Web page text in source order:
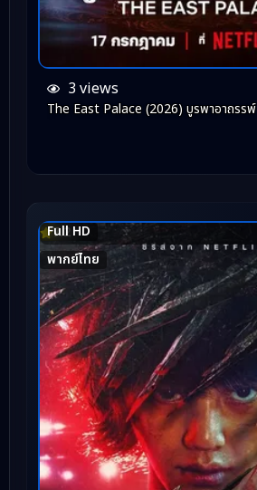
3 views
The East Palace (2026) บูรพาอาถรรพ์
Full HD
พากย์ไทย
7.2